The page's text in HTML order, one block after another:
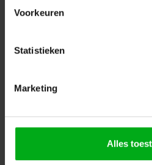
Voorkeuren
Statistieken
Marketing
Alles
SRS Lighting | SHUTT MIDI 15
| Diameter: 150mm
Direct leverbaar